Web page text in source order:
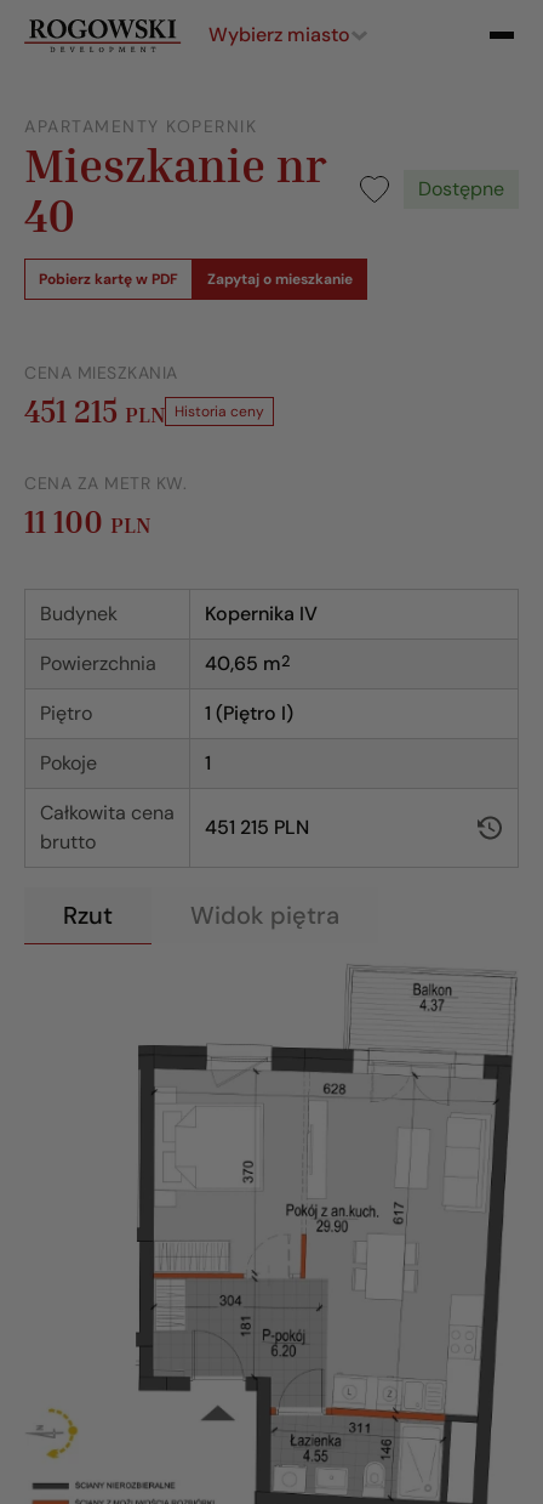
Wybierz miasto
APARTAMENTY KOPERNIK
Mieszkanie nr
40
Dostępne
Pobierz kartę w PDF Zapytaj o mieszkanie
CENA MIESZKANIA
451 215 PLN Historia ceny
CENA ZA METR KW.
11 100 PLN
Budynek
Kopernika IV
Powierzchnia
40,65 m2
Piętro
1 (Piętro I)
Pokoje
1
Całkowita cena
brutto
451 215 PLN
Rzut Widok piętra